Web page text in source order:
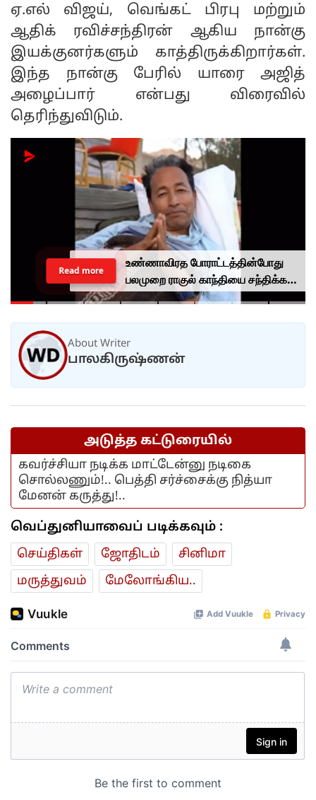
ஏ.எல் விஜய், வெங்கட் பிரபு மற்றும்
ஆதிக் ரவிச்சந்திரன் ஆகிய நான்கு
இயக்குனர்களும் காத்திருக்கிறார்கள்.
இந்த நான்கு பேரில் யாரை அஜித்
அழைப்பார் என்பது விரைவில்
தெரிந்துவிடும்.
உண்ணாவிரத போராட்டத்தின்போது
பலமுறை ராகுல் காந்தியை சந்திக்க
முயன்றாரா சோனம் வாங்சுக்
Read more
About Writer
பாலகிருஷ்ணன்
அடுத்த கட்டுரையில்
கவர்ச்சியா நடிக்க மாட்டேன்னு நடிகை
சொல்லணும்!.. பெத்தி சர்ச்சைக்கு நித்யா
மேனன் கருத்து!..
வெப்துனியாவைப் படிக்கவும் :
செய்திகள் ஜோ‌திட‌ம்
சினிமா
மரு‌த்துவ‌ம்
மேலோங்கிய..